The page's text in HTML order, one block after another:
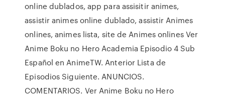
online dublados, app para assisitir animes,
assistir animes online dublado, assistir Animes
onlines, animes lista, site de Animes onlines Ver
Anime Boku no Hero Academia Episodio 4 Sub
Español en AnimeTW. Anterior Lista de
Episodios Siguiente. ANUNCIOS.
COMENTARIOS. Ver Anime Boku no Hero